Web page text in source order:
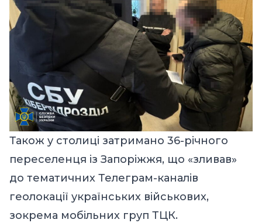
Також у столиці затримано 36-річного
переселенця із Запоріжжя, що «зливав»
до тематичних Телеграм-каналів
геолокації українських військових,
зокрема мобільних груп ТЦК.